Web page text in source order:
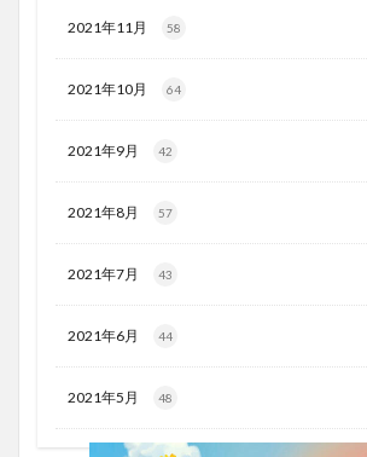
2021年11月 58
2021年10月 64
2021年9月 42
2021年8月 57
2021年7月 43
2021年6月 44
2021年5月 48